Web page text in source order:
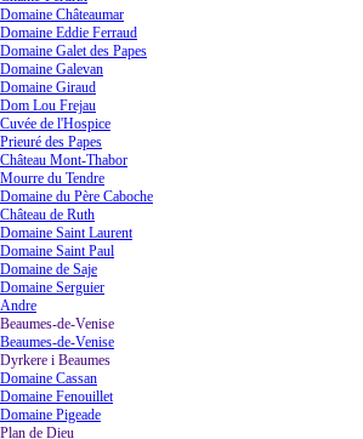
Domaine Châteaumar
Domaine Eddie Ferraud
Domaine Galet des Papes
Domaine Galevan
Domaine Giraud
Dom Lou Frejau
Cuvée de l'Hospice
Prieuré des Papes
Château Mont-Thabor
Mourre du Tendre
Domaine du Père Caboche
Château de Ruth
Domaine Saint Laurent
Domaine Saint Paul
Domaine de Saje
Domaine Serguier
Andre
Beaumes-de-Venise
Beaumes-de-Venise
Dyrkere i Beaumes
Domaine Cassan
Domaine Fenouillet
Domaine Pigeade
Plan de Dieu